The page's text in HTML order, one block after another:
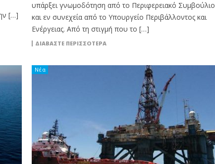
[…]
υπάρξει γνωμοδότηση από το Περιφερειακό Συμβούλιο
και εν συνεχεία από το Υπουργείο Περιβάλλοντος και
Ενέργειας. Από τη στιγμή που το […]
ΔΙΑΒΆΣΤΕ ΠΕΡΙΣΣΌΤΕΡΑ
Νέα